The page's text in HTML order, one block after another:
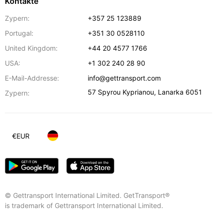
Zypern:
+357 25 123889
Portugal:
+351 30 0528110
United Kingdom:
+44 20 4577 1766
USA:
+1 302 240 28 90
E-Mail-Addresse:
info@gettransport.com
Zypern:
57 Spyrou Kyprianou, Lanarka 6051
© Gettransport International Limited. GetTransport®
is trademark of Gettransport International Limited.
€EUR